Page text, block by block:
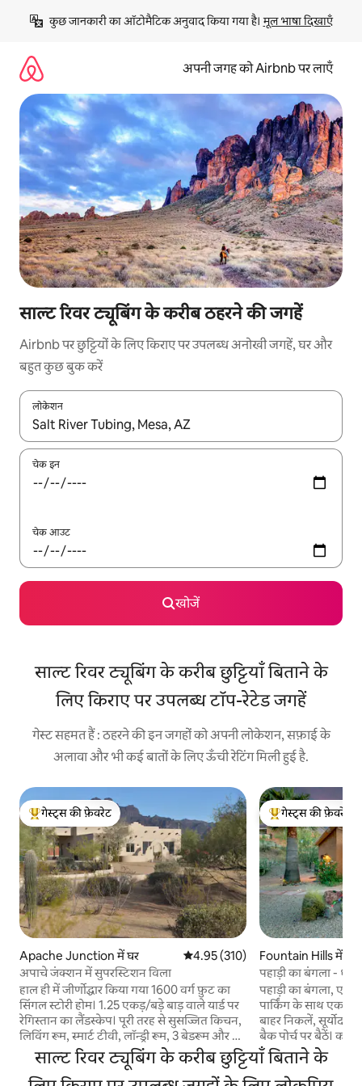
छोड़कर
कॉन्टेंट
कुछ जानकारी का ऑटोमैटिक अनुवाद किया गया है। मूल भाषा दिखाएँ
अपनी जगह को Airbnb पर लाएँ
साल्ट रिवर ट्यूबिंग के करीब ठहरने की जगहें
Airbnb पर छुट्टियों के लिए किराए पर उपलब्ध अनोखी जगहें, घर और
बहुत कुछ बुक करें
लोकेशन
नतीजों के उपलब्ध होने पर, अप और डाउन 'ऐरो की' का इस्तेमाल करके नेविगेट
चेक इन
चेक आउट
खोजें
साल्ट रिवर ट्यूबिंग के करीब छुट्टियाँ बिताने के
लिए किराए पर उपलब्ध टॉप-रेटेड जगहें
गेस्ट सहमत हैं : ठहरने की इन जगहों को अपनी लोकेशन, सफ़ाई के
अलावा और भी कई बातों के लिए ऊँची रेटिंग मिली हुई है.
गेस्ट्स का टॉप फ़ेवरेट
गेस्ट्स की फ़ेवरेट
Apache Junction में घर औसत रेटिंग 5 में से 4.95, 310 समीक्षाएँ
4.95 (310)
अपाचे जंक्शन में सुपरस्टिशन विला
हाल ही में जीर्णोद्धार किया गया 1600 वर्ग फ़ुट का
सिंगल स्टोरी होम। 1.25 एकड़/बड़े बाड़ वाले यार्ड पर
रेगिस्तान का लैंडस्केप। पूरी तरह से सुसज्जित किचन,
लिविंग रूम, स्मार्ट टीवी, लॉन्ड्री रूम, 3 बेडरूम और 2
बाथरूम, वाईफ़ाई, काम करने की जगह, फ़ायरप्लेस।
शानदार अंधविश्वास पहाड़ों या टोंटो नेशनल फ़ॉरेस्ट
में लंबी पैदल यात्रा/बाइकिंग, कैन्यन लेक और साल्ट
गेस्ट्स का टॉप फ़ेवरेट
गेस्ट्स की फ़ेवरेट
Fountain Hills में
पहाड़ी का बंगला - धूप
पहाड़ी का बंगला, एक
पार्किंग के साथ एक
बाहर निकलें, सूर्योदय
बैक पोर्च पर बैठें। कस्टम फ़िनिशिंग और बड़ी
खिड़कियाँ एक
आधे बाथरूम,
लिए खुलती हैं। एक शानदार पूर्ण स्नान के साथ एक
साल्ट रिवर ट्यूबिंग के करीब छुट्टियाँ बिताने के